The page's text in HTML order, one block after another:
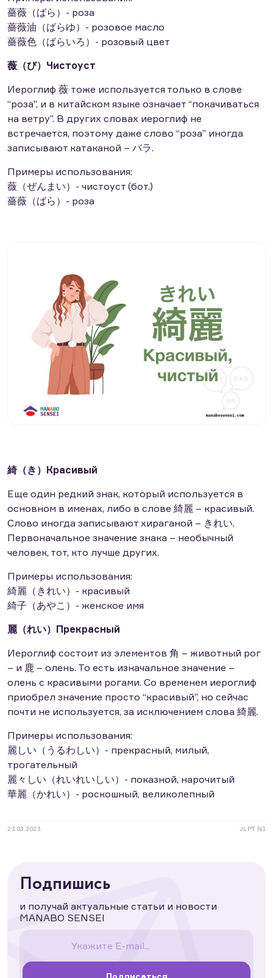
薔薇（ばら）- роза
薔薇油（ばらゆ）- розовое масло
薔薇色（ばらいろ）- розовый цвет
薇（び）Чистоуст
Иероглиф 薇 тоже используется только в слове
“роза”, и в китайском языке означает “покачиваться
на ветру”. В других словах иероглиф не
встречается, поэтому даже слово “роза” иногда
записывают катаканой – バラ.
Примеры использования:
薇（ぜんまい）- чистоуст (бот.)
薔薇（ばら）- роза
綺（き）Красивый
Еще один редкий знак, который используется в
основном в именах, либо в слове 綺麗 – красивый.
Слово иногда записывают хираганой – きれい.
Первоначальное значение знака – необычный
человек, тот, кто лучше других.
Примеры использования:
綺麗（きれい）- красивый
綺子（あやこ）- женское имя
麗（れい）Прекрасный
Иероглиф состоит из элементов 角 – животный рог
– и 鹿 – олень. То есть изначальное значение –
олень с красивыми рогами. Со временем иероглиф
приобрел значение просто “красивый”, но сейчас
почти не используется, за исключением слова 綺麗.
Примеры использования:
麗しい（うるわしい）- прекрасный, милый,
трогательный
麗々しい（れいれいしい）- показной, нарочитый
華麗（かれい）- роскошный, великолепный
23.03.2023 JLPT N1
Подпишись
и получай актуальные статьи и новости
MANABO SENSEI